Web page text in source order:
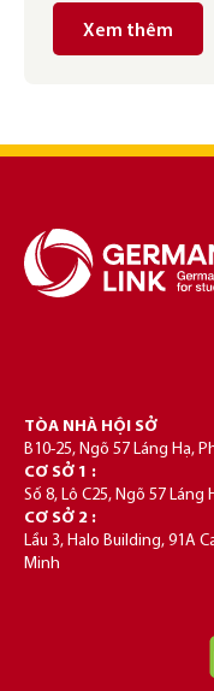
Xem thêm
TÒA NHÀ HỘI SỞ
B10-25, Ngõ 57 Láng Hạ,
CƠ SỞ 1 :
Số 8, Lô C25, Ngõ 57
CƠ SỞ 2 :
Lầu 3, Halo Building, 91A
Minh